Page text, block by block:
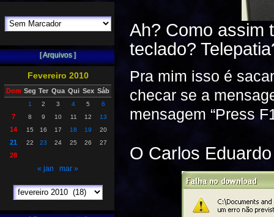
Ah? Como assim
teclado?
Pra mim isso é
checar se a
mensagem “Press
O Carlos
[ Arquivos ]
Fevereiro 2010
Dom Seg Ter Qua Qui Sex Sáb
1 2 3 4 5 6
7 8 9 10 11 12 13
14 15 16 17 18 19 20
21 22 23 24 25 26 27
28
« jan mar »